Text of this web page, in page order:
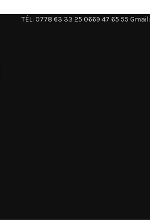
TÉL: 0778 63 33 25 0669 47 65 55